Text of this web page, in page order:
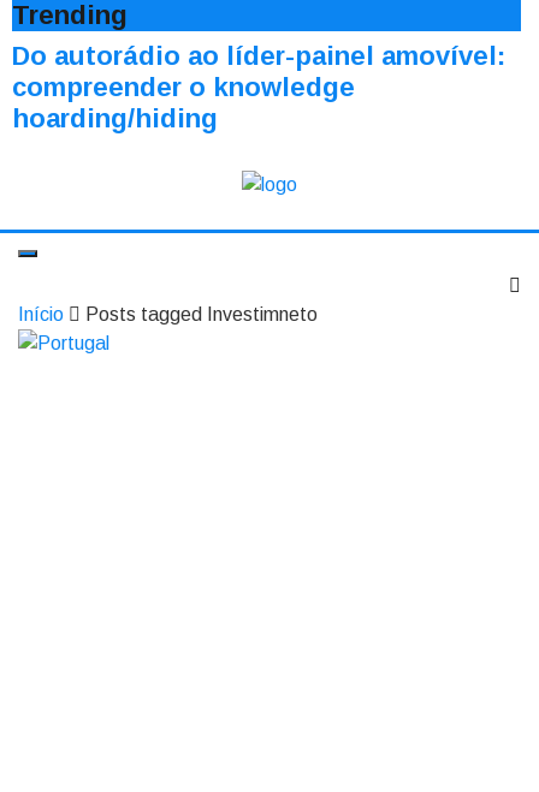
Trending
Do autorádio ao líder-painel amovível:
compreender o knowledge
hoarding/hiding
Início Posts tagged Investimneto